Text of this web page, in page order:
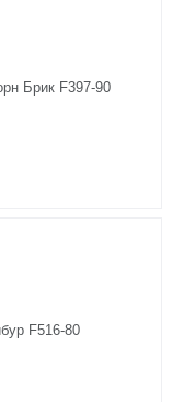
Брик F397-90
F516-80